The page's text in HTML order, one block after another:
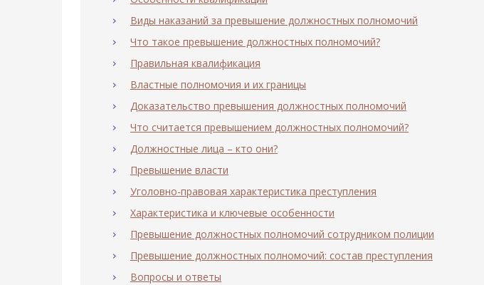
Виды наказаний за превышение должностных полномочий
Что такое превышение должностных полномочий?
Правильная квалификация
Властные полномочия и их границы
Доказательство превышения должностных полномочий
Что считается превышением должностных полномочий?
Должностные лица – кто они?
Превышение власти
Уголовно-правовая характеристика преступления
Характеристика и ключевые особенности
Превышение должностных полномочий сотрудником полиции
Превышение должностных полномочий: состав преступления
Вопросы и ответы